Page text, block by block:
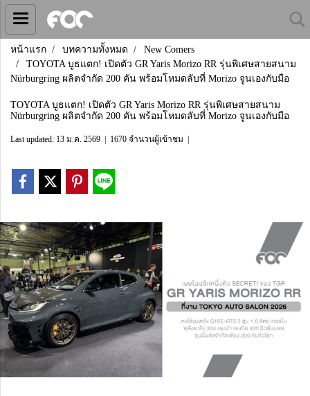
หน้าแรก บทความทั้งหมด
New Comers
TOYOTA บูธแตก! เปิดตัว GR Yaris Morizo RR รุ่นพิเศษสายสนาม
Nürburgring ผลิตจำกัด 200 คัน พร้อมโหมดลับที่ Morizo จูนเองกับมือ
TOYOTA บูธแตก! เปิดตัว GR Yaris Morizo RR รุ่นพิเศษสายสนาม
Nürburgring ผลิตจำกัด 200 คัน พร้อมโหมดลับที่ Morizo จูนเองกับมือ
Last updated: 13 ม.ค. 2569 1670 จำนวนผู้เข้าชม